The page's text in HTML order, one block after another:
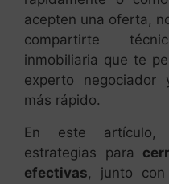
acepten una oferta,
compartirte
inmobiliaria que te
experto
más rápido.
En este artículo,
estrategias para
efectivas, junto con